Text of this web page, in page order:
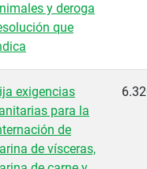
y deroga
que
exigencias
para la
de
de vísceras,